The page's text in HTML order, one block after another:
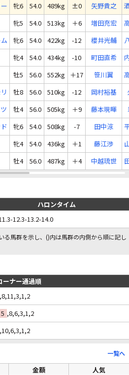
牝6 54.0 489kg ±0 矢野貴之
牝5 54.0 513kg ＋6 増田充宏
牝6 54.0 422kg -12 櫻井光輔
牝4 54.0 434kg -10 町田直希
牡5 56.0 552kg ＋17 笹川翼
牡8 56.0 510kg -12 岡村裕基
牡4 56.0 505kg ＋9 藤本現暉
牝6 54.0 508kg -7 田中涼
牝4 54.0 436kg ＋1 藤江渉
牡4 56.0 487kg ＋4 中越琉世
ハロンタイム
12.3-13.2-14.0
る馬群を示し、()内は馬群の内側から順に記し
ーナー通過順
5 ,8,6,3,1,2
一覧へ
金額
人気